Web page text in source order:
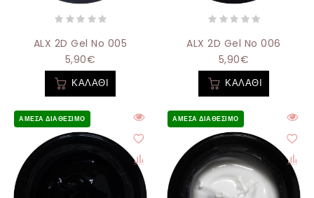
ALX 2D Gel No 005
5,90€
ΚΑΛΆΘΙ
ALX 2D Gel No 006
5,90€
ΚΑΛΆΘΙ
ΆΜΕΣΑ ΔΙΑΘΈΣΙΜΟ ΆΜΕΣΑ ΔΙΑΘΈΣΙΜΟ